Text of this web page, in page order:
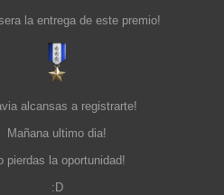
la entrega de este premio!
alcansas a registrarte!
Mañana ultimo dia!
pierdas la oportunidad!
:D